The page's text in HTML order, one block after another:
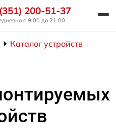
200-51-37
с 9:00 до 21:00
Каталог устройств